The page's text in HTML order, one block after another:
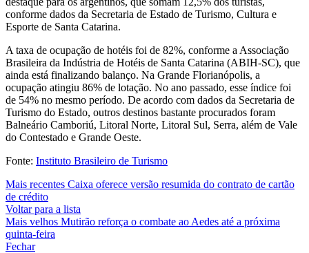
conforme dados da Secretaria de Estado de Turismo, Cultura e
Esporte de Santa Catarina.
A taxa de ocupação de hotéis foi de 82%, conforme a Associação
Brasileira da Indústria de Hotéis de Santa Catarina (ABIH-SC), que
ainda está finalizando balanço. Na Grande Florianópolis, a
ocupação atingiu 86% de lotação. No ano passado, esse índice foi
de 54% no mesmo período. De acordo com dados da Secretaria de
Turismo do Estado, outros destinos bastante procurados foram
Balneário Camboriú, Litoral Norte, Litoral Sul, Serra, além de Vale
do Contestado e Grande Oeste.
Fonte: Instituto Brasileiro de Turismo
Mais recentes Caixa oferece versão resumida do contrato de cartão
de crédito
Voltar para a lista
Mais velhos Mutirão reforça o combate ao Aedes até a próxima
quinta-feira
Fechar